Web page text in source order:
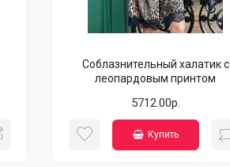
Соблазнительный халатик с
леопардовым принтом
5712.00р.
Купить